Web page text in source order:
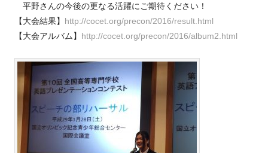
平野さんの今後の更なる活躍にご期待ください！
【大会結果】 http://cocet.org/precon/2016/result.html
【大会アルバム】 http://cocet.org/precon/2016/album2.html